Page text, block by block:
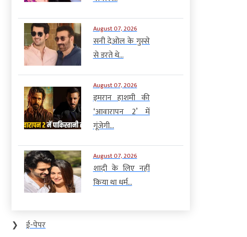
August 07, 2026
सनी देओल के गुस्से
से डरते थे...
August 07, 2026
इमरान हाशमी की
‘आवारापन 2’ में
गूंजेगी...
August 07, 2026
शादी के लिए नहीं
किया था धर्म...
❯
ई-पेपर